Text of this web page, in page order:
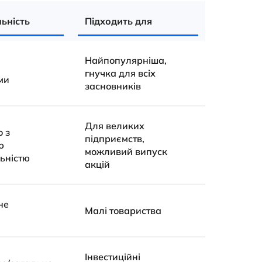
Підходить для
Найпопулярніша,
гнучка для всіх
засновників
з
Для великих
підприємств,
можливий випуск
акцій
Малі товариства
Інвестиційні